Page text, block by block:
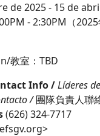
de 2025 - 15 de
- 2:30PM（
教室：TBD
Info /Líderes
/團隊負責人聯
(626) 324-7717
>